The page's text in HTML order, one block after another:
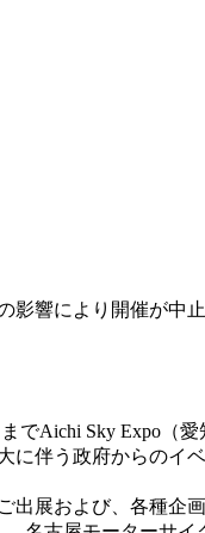
響により開催が中
でAichi Sky Expo（
伴う政府からの
展および、各種